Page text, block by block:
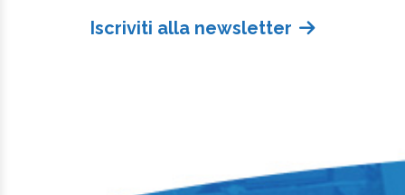
Iscriviti alla newsletter